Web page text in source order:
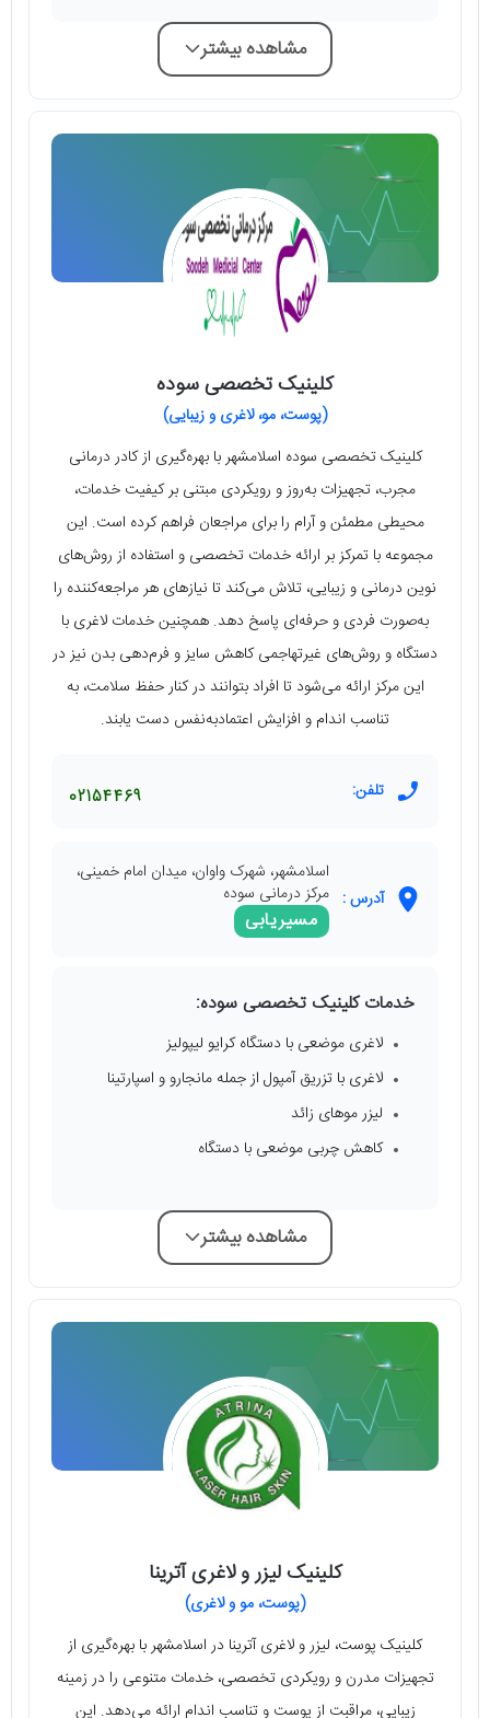
مشاهده بیشتر
کلینیک تخصصی سوده
(پوست، مو، لاغری و زیبایی)
کلینیک تخصصی سوده اسلامشهر با بهره‌گیری از کادر درمانی
مجرب، تجهیزات به‌روز و رویکردی مبتنی بر کیفیت خدمات،
محیطی مطمئن و آرام را برای مراجعان فراهم کرده است. این
مجموعه با تمرکز بر ارائه خدمات تخصصی و استفاده از روش‌های
نوین درمانی و زیبایی، تلاش می‌کند تا نیازهای هر مراجعه‌کننده را
به‌صورت فردی و حرفه‌ای پاسخ دهد. همچنین خدمات لاغری با
دستگاه و روش‌های غیرتهاجمی کاهش سایز و فرم‌دهی بدن نیز در
این مرکز ارائه می‌شود تا افراد بتوانند در کنار حفظ سلامت، به
تناسب اندام و افزایش اعتمادبه‌نفس دست یابند.
تلفن: 02154469
آدرس :
اسلامشهر، شهرک واوان، میدان امام خمینی،
مرکز درمانی سوده
مسیریابی
خدمات کلینیک تخصصی سوده:
لاغری موضعی با دستگاه کرایو لیپولیز
لاغری با تزریق آمپول از جمله مانجارو و اسپارتینا
لیزر موهای زائد
کاهش چربی موضعی با دستگاه
مشاهده بیشتر
کلینیک لیزر و لاغری آترینا
(پوست، مو و لاغری)
کلینیک پوست، لیزر و لاغری آترینا در اسلامشهر با بهره‌گیری از
تجهیزات مدرن و رویکردی تخصصی، خدمات متنوعی را در زمینه
زیبایی، مراقبت از پوست و تناسب اندام ارائه می‌دهد. این